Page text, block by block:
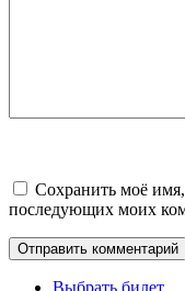
Сохранить моё имя,
последующих моих